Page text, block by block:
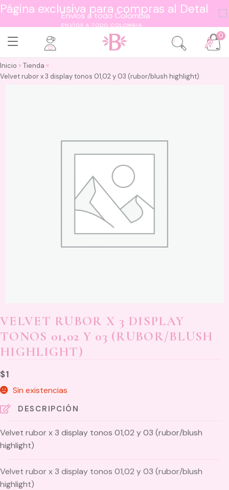
Página exclusiva para compras al Detal
ENVÍOS A TODO COLOMBIA
0
Inicio » Tienda »
Velvet rubor x 3 display tonos 01,02 y 03 (rubor/blush highlight)
VELVET RUBOR X 3 DISPLAY
TONOS 01,02 Y 03 (RUBOR/BLUSH
HIGHLIGHT)
$1
Sin existencias
DESCRIPCIÓN
Velvet rubor x 3 display tonos 01,02 y 03 (rubor/blush
highlight)
Velvet rubor x 3 display tonos 01,02 y 03 (rubor/blush
highlight)